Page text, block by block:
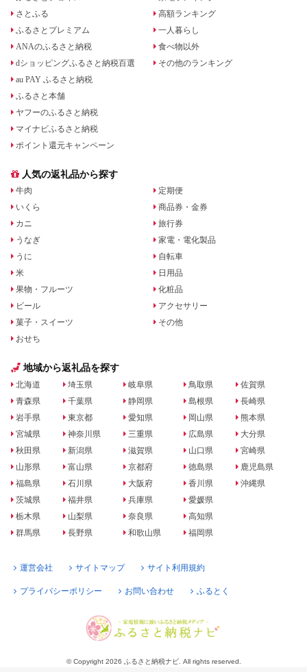
さとふる
ふるさとプレミアム
ANAのふるさと納税
dショッピングふるさと納税百選
au PAY ふるさと納税
ふるさと本舗
ヤフーのふるさと納税
マイナビふるさと納税
ポイント還元キャンペーン
高額ランキング
一人暮らし
食べ物以外
その他のランキング
人気の返礼品から探す
牛肉
いくら
カニ
うなぎ
うに
米
果物・フルーツ
ビール
菓子・スイーツ
おせち
定期便
商品券・金券
旅行券
家電・電化製品
自転車
日用品
化粧品
アクセサリー
その他
地域から返礼品を探す
北海道
青森県
岩手県
宮城県
秋田県
山形県
福島県
茨城県
栃木県
群馬県
埼玉県
千葉県
東京都
神奈川県
新潟県
富山県
石川県
福井県
山梨県
長野県
岐阜県
静岡県
愛知県
三重県
滋賀県
京都府
大阪府
兵庫県
奈良県
和歌山県
鳥取県
島根県
岡山県
広島県
山口県
徳島県
香川県
愛媛県
高知県
福岡県
佐賀県
長崎県
熊本県
大分県
宮崎県
鹿児島県
沖縄県
運営会社 サイトマップ サイト利用規約
プライバシーポリシー お問い合わせ ふるとく
© Copyright 2026 ふるさと納税ナビ. All rights reserved.